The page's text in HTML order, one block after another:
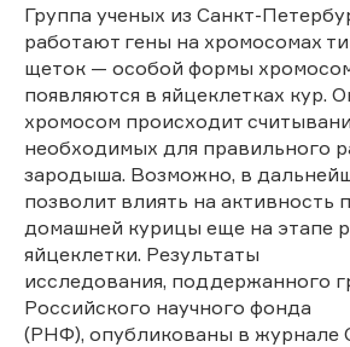
Группа ученых из Санкт-
работают гены на хромосомах
щеток — особой формы
появляются в яйцеклетках кур.
хромосом происходит
необходимых для правильного
зародыша. Возможно, в
позволит влиять на активность
домашней курицы еще на этапе
яйцеклетки. Результаты
исследования, поддержанного
Российского научного фонда
(РНФ), опубликованы в журнале